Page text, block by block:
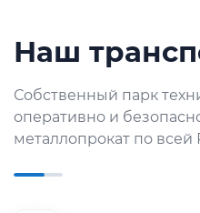
Наш
Собственный парк
оперативно и
металлопрокат по всей